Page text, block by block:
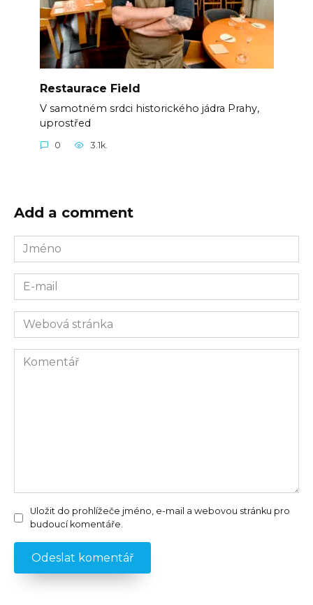
Restaurace Field
V samotném srdci historického jádra Prahy,
uprostřed
0 3.1k.
Add a comment
Jméno
E-
mail
Webová
stránka
Komentář
Uložit do prohlížeče jméno, e-mail a webovou stránku pro
budoucí komentáře.